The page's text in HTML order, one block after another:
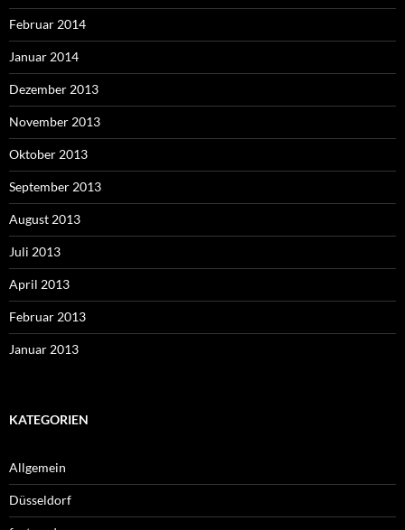
Februar 2014
Januar 2014
Dezember 2013
November 2013
Oktober 2013
September 2013
August 2013
Juli 2013
April 2013
Februar 2013
Januar 2013
KATEGORIEN
Allgemein
Düsseldorf